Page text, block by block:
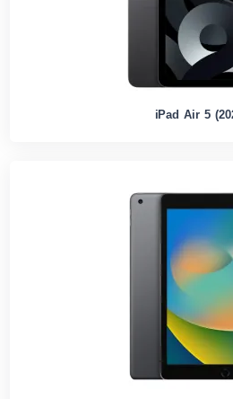
iPad Air 5